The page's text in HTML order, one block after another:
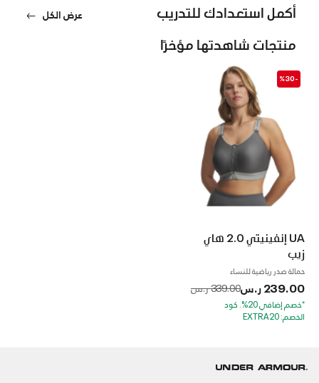
أكمل استعدادك للتدريب عرض الكل
منتجات شاهدتها مؤخرًا
-%30
UA إنفينيتي 2.0 هاي
زيب
حمالة صدر رياضية للنساء
239.00 ر.س Price reduced from
339.00 ر.س to
*خصم إضافي 20%. كود
الخصم: EXTRA20